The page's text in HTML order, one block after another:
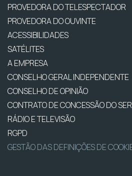
PROVEDORA DO TELESPECTADOR
PROVEDORA DO OUVINTE
ACESSIBILIDADES
SATÉLITES
A EMPRESA
CONSELHO GERAL INDEPENDENTE
CONSELHO DE OPINIÃO
CONTRATO DE CONCESSÃO DO
RÁDIO E TELEVISÃO
RGPD
GESTÃO DAS DEFINIÇÕES DE